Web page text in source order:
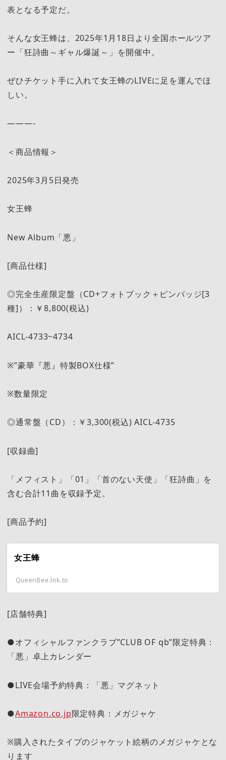
表となる予定だ。
そんな女王蜂は、2025年1月18日より全国ホールツア
ー「狂詩曲～ギャル爆誕～」を開催中。
ぜひチケット手に入れて女王蜂のLIVEに足を運んでほ
しい。
———-
＜商品情報＞
2025年3月5日発売
女王蜂
New Album「悪」
[商品仕様]
◎完全生産限定盤（CD+フォトブック＋ピンバッジ[3
種]）：￥8,800(税込)
AICL-4733~4734
※”豪華『悪』特製BOX仕様”
※数量限定
◎通常盤（CD）：￥3,300(税込) AICL-4735
[収録曲]
「メフィスト」「01」「首のない天使」「狂詩曲」を
含む合計11曲を収録予定。
[商品予約]
女王蜂
QueenBee.lnk.to
[店舗特典]
●オフィシャルファンクラブ”CLUB OF qb”限定特典：
「悪」卓上カレンダー
●LIVE会場予約特典：「悪」マグネット
●Amazon.co.jp限定特典：メガジャケ
※購入されたタイプのジャケット絵柄のメガジャケとな
ります